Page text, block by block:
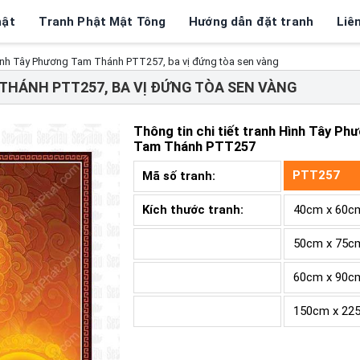
Tranh Phật Mật Tông Hướng dẫn đặt tranh
Tây Phương Tam Thánh PTT257, ba vị đứng tòa sen vàng
PTT257, BA VỊ ĐỨNG TÒA SEN VÀNG
Thông tin chi tiết tranh Hình Tây
Tam Thánh PTT257
Mã số tranh: PTT257
Kích thước tranh: 40cm x
50cm x
60cm x
150cm x